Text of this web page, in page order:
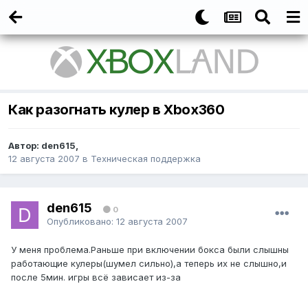
Как разогнать кулер в Xbox360
Автор: den615,
12 августа 2007 в Техническая поддержка
den615 0
Опубликовано: 12 августа 2007
У меня проблема.Раньше при включении бокса были слышны
работающие кулеры(шумел сильно),а теперь их не слышно,и
после 5мин. игры всё зависает из-за